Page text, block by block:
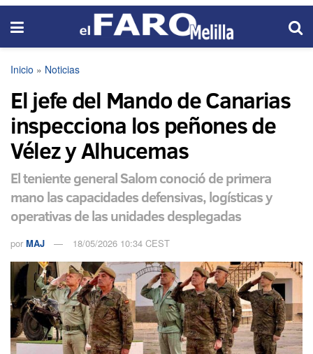
Inicio » Noticias
El jefe del Mando de Canarias
inspecciona los peñones de
Vélez y Alhucemas
El teniente general Salom conoció de primera
mano las capacidades defensivas, logísticas y
operativas de las unidades desplegadas
por MAJ 18/05/2026 10:34 CEST